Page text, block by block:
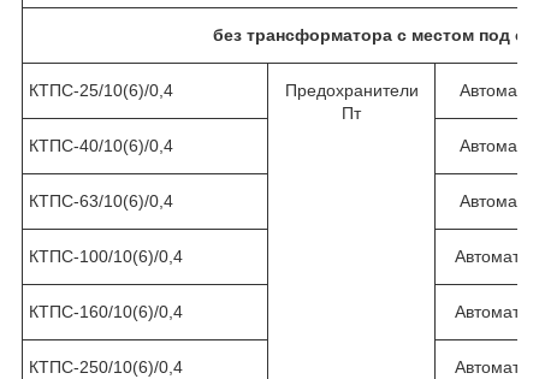
без трансформатора с местом под
КТПС-25/10(6)/0,4
Предохранители
Пт
Автомат
КТПС-40/10(6)/0,4 Автомат
КТПС-63/10(6)/0,4 Автомат
КТПС-100/10(6)/0,4 Автомат
КТПС-160/10(6)/0,4 Автомат
КТПС-250/10(6)/0,4 Автомат